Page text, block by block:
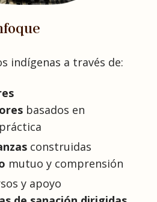
indígenas a través de:
basados en
construidas
mutuo y comprensión
y apoyo